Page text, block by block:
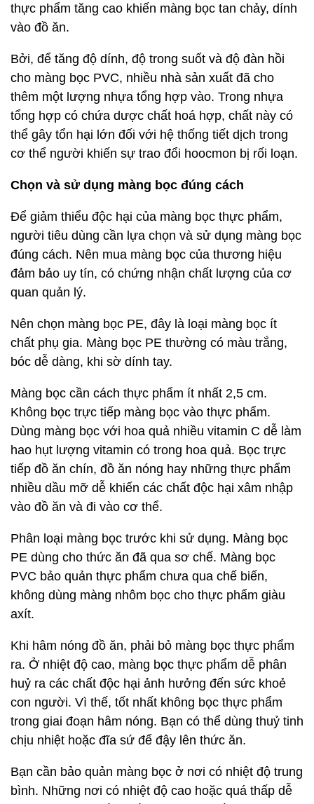
thực phẩm tăng cao khiến màng bọc tan chảy, dính
vào đồ ăn.
Bởi, để tăng độ dính, độ trong suốt và độ đàn hồi
cho màng bọc PVC, nhiều nhà sản xuất đã cho
thêm một lượng nhựa tổng hợp vào. Trong nhựa
tổng hợp có chứa dược chất hoá hợp, chất này có
thể gây tổn hại lớn đối với hệ thống tiết dịch trong
cơ thể người khiến sự trao đổi hoocmon bị rối loạn.
Chọn và sử dụng màng bọc đúng cách
Để giảm thiểu độc hại của màng bọc thực phẩm,
người tiêu dùng cần lựa chọn và sử dụng màng bọc
đúng cách. Nên mua màng bọc của thương hiệu
đảm bảo uy tín, có chứng nhận chất lượng của cơ
quan quản lý.
Nên chọn màng bọc PE, đây là loại màng bọc ít
chất phụ gia. Màng bọc PE thường có màu trắng,
bóc dễ dàng, khi sờ dính tay.
Màng bọc cần cách thực phẩm ít nhất 2,5 cm.
Không bọc trực tiếp màng bọc vào thực phẩm.
Dùng màng bọc với hoa quả nhiều vitamin C dễ làm
hao hụt lượng vitamin có trong hoa quả. Bọc trực
tiếp đồ ăn chín, đồ ăn nóng hay những thực phẩm
nhiều dầu mỡ dễ khiến các chất độc hại xâm nhập
vào đồ ăn và đi vào cơ thể.
Phân loại màng bọc trước khi sử dụng. Màng bọc
PE dùng cho thức ăn đã qua sơ chế. Màng bọc
PVC bảo quản thực phẩm chưa qua chế biến,
không dùng màng nhôm bọc cho thực phẩm giàu
axít.
Khi hâm nóng đồ ăn, phải bỏ màng bọc thực phẩm
ra. Ở nhiệt độ cao, màng bọc thực phẩm dễ phân
huỷ ra các chất độc hại ảnh hưởng đến sức khoẻ
con người. Vì thế, tốt nhất không bọc thực phẩm
trong giai đoạn hâm nóng. Bạn có thể dùng thuỷ tinh
chịu nhiệt hoặc đĩa sứ để đậy lên thức ăn.
Bạn cần bảo quản màng bọc ở nơi có nhiệt độ trung
bình. Những nơi có nhiệt độ cao hoặc quá thấp dễ